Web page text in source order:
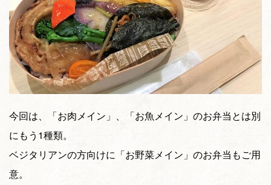
今回は、「お肉メイン」、「お魚メイン」のお弁当とは別
にもう1種類。
ベジタリアンの方向けに「お野菜メイン」のお弁当もご用
意。